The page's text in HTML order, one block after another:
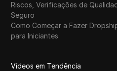
Riscos, Verificações de
Seguro
Como Começar a Fazer
para Iniciantes
Vídeos em Tendência